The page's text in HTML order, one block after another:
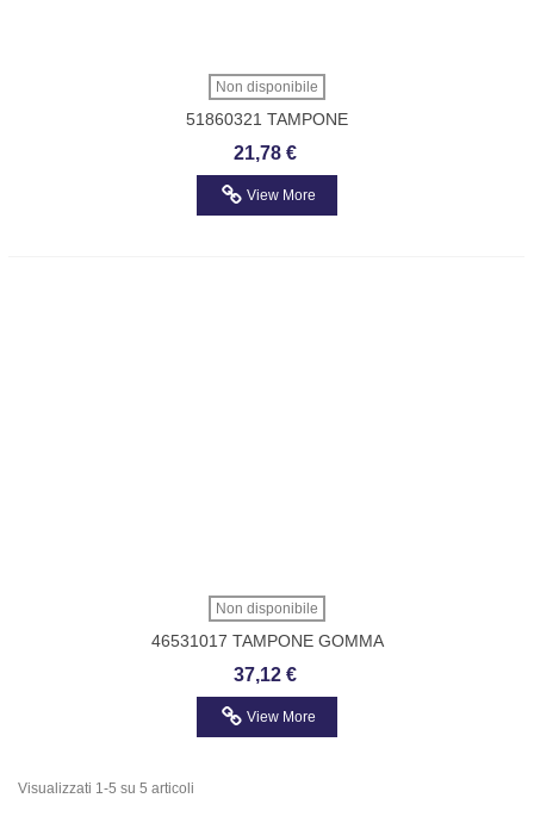
Non disponibile
51860321 TAMPONE
AMMORTIZZATORE POSTERIORE
21,78 €
View More
Non disponibile
46531017 TAMPONE GOMMA
AMMORTIZZATORE ANTERIORE
37,12 €
View More
Visualizzati 1-5 su 5 articoli